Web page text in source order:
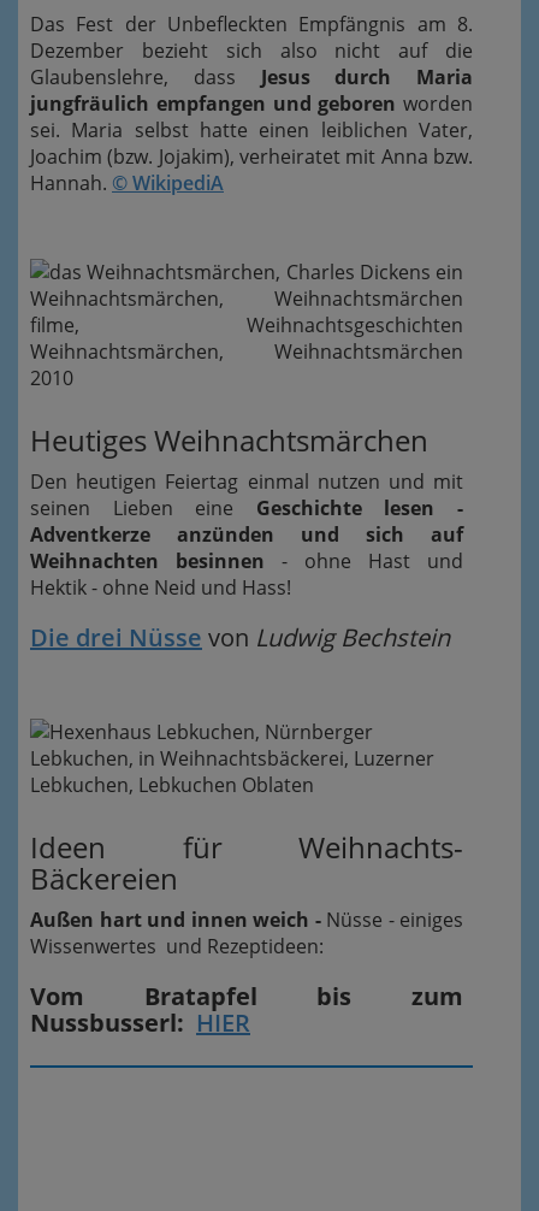
Das Fest der Unbefleckten Empfängnis am 8.
Dezember bezieht sich also nicht auf die
Glaubenslehre, dass Jesus durch Maria
jungfräulich empfangen und geboren worden
sei. Maria selbst hatte einen leiblichen Vater,
Joachim (bzw. Jojakim), verheiratet mit Anna bzw.
Hannah. © WikipediA
Heutiges Weihnachtsmärchen
Den heutigen Feiertag einmal nutzen und mit
seinen Lieben eine Geschichte lesen -
Adventkerze anzünden und sich auf
Weihnachten besinnen - ohne Hast und
Hektik - ohne Neid und Hass!
Die drei Nüsse von Ludwig Bechstein
Ideen für Weihnachts-
Bäckereien
Außen hart und innen weich - Nüsse - einiges
Wissenwertes und Rezeptideen:
Vom Bratapfel bis zum
Nussbusserl: HIER